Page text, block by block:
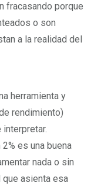
fracasando porque
o son
a la realidad del
herramienta y
rendimiento)
es una buena
nada o sin
asienta esa